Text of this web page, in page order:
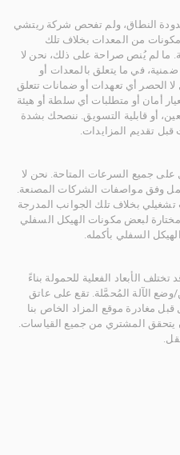
النطاق، ولم تفحص شركة ريتشي
مكونات من المعدات بخلاف تلك
ما لم يُنص صراحة على ذلك، نحن لا
في ما يتعلق بالمعدات أو
الحصر أي تعهدات أو ضمانات تتعلق
أمان أو متطلبات أي سلطة أو هيئة
أو قابلية التسويق. ننصحك بشدة
تقديم المزايدات.
جميع السرعات المتاحة. نحن لا
وفق مواصفات الشركات المصنعة.
بخلاف تلك الجوانب المدرجة
لبعض مكونات الهيكل السفلي
السفلي بأكمله.
الأبعاد الفعلية للحمولة بناءً
الآلة المُحمَّلة. تقع على عاتق
مغادرة موقع المزاد الخاص بنا
يتحقق المشتري من جميع القياسات.